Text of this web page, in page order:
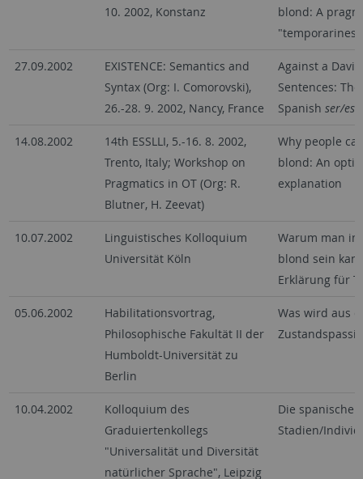
10. 2002, Konstanz
blond: A
27.09.2002
EXISTENCE: Semantics and
Syntax (Org: I. Comorovski),
26.-28. 9. 2002, Nancy, France
Against a
Sentences:
Spanish ser/
14.08.2002
14th ESSLLI, 5.-16. 8. 2002,
Trento, Italy; Workshop on
Pragmatics in OT (Org: R.
Blutner, H. Zeevat)
Why people
blond: An
explanation
10.07.2002
Linguistisches Kolloquium
Universität Köln
Warum man
blond sein
Erklärung für
05.06.2002
Habilitationsvortrag,
Philosophische Fakultät II der
Humboldt-Universität zu
Berlin
Was wird aus
10.04.2002
Kolloquium des
Graduiertenkollegs
"Universalität und Diversität
natürlicher Sprache", Leipzig
Die
Stadien/